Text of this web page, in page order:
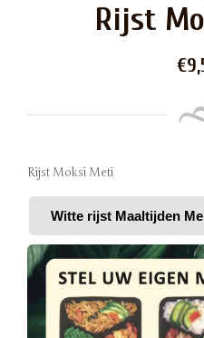
Rijst
€
Rijst Moksi Meti
Witte rijst Maaltijden